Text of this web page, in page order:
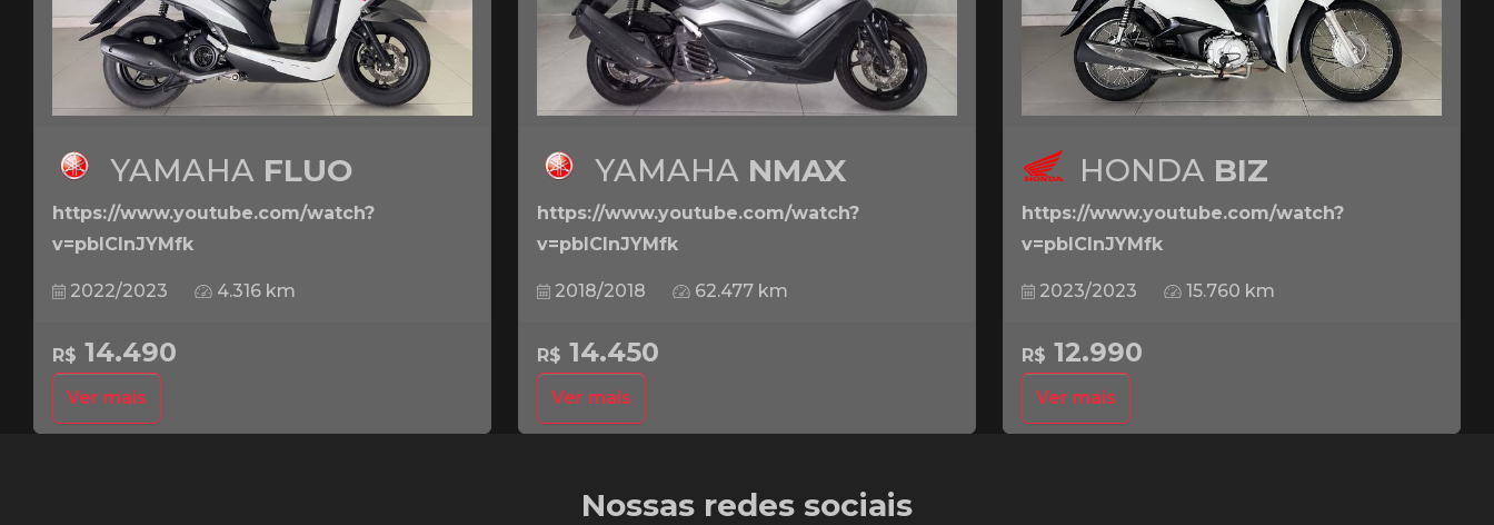
YAMAHA FLUO
https://www.youtube.com/watch?
v=pbICInJYMfk
2022/2023 4.316 km
R$ 14.490
Ver mais
YAMAHA NMAX
https://www.youtube.com/watch?
v=pbICInJYMfk
2018/2018 62.477 km
R$ 14.450
Ver mais
HONDA BIZ
https://www.youtube.com/watch?
v=pbICInJYMfk
2023/2023 15.760 km
R$ 12.990
Ver mais
Nossas redes sociais